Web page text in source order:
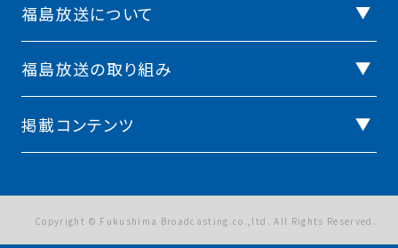
福島放送について
福島放送の取り組み
掲載コンテンツ
Copyright © Fukushima Broadcasting.co.,ltd. All Rights Reserved.